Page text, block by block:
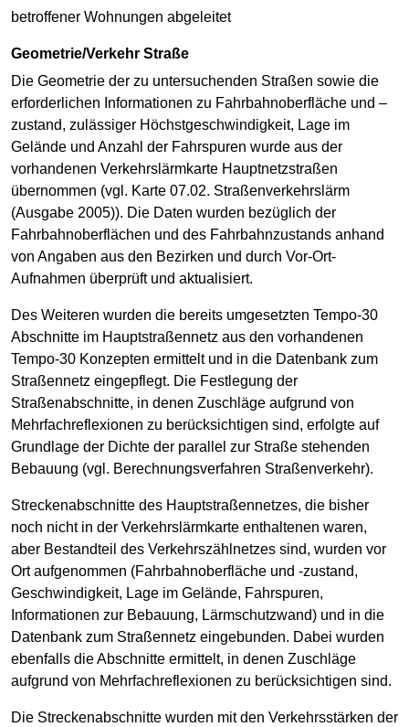
betroffener Wohnungen abgeleitet
Geometrie/Verkehr Straße
Die Geometrie der zu untersuchenden Straßen sowie die
erforderlichen Informationen zu Fahrbahnoberfläche und –
zustand, zulässiger Höchstgeschwindigkeit, Lage im
Gelände und Anzahl der Fahrspuren wurde aus der
vorhandenen Verkehrslärmkarte Hauptnetzstraßen
übernommen (vgl. Karte 07.02. Straßenverkehrslärm
(Ausgabe 2005)). Die Daten wurden bezüglich der
Fahrbahnoberflächen und des Fahrbahnzustands anhand
von Angaben aus den Bezirken und durch Vor-Ort-
Aufnahmen überprüft und aktualisiert.
Des Weiteren wurden die bereits umgesetzten Tempo-30
Abschnitte im Hauptstraßennetz aus den vorhandenen
Tempo-30 Konzepten ermittelt und in die Datenbank zum
Straßennetz eingepflegt. Die Festlegung der
Straßenabschnitte, in denen Zuschläge aufgrund von
Mehrfachreflexionen zu berücksichtigen sind, erfolgte auf
Grundlage der Dichte der parallel zur Straße stehenden
Bebauung (vgl. Berechnungsverfahren Straßenverkehr).
Streckenabschnitte des Hauptstraßennetzes, die bisher
noch nicht in der Verkehrslärmkarte enthaltenen waren,
aber Bestandteil des Verkehrszählnetzes sind, wurden vor
Ort aufgenommen (Fahrbahnoberfläche und -zustand,
Geschwindigkeit, Lage im Gelände, Fahrspuren,
Informationen zur Bebauung, Lärmschutzwand) und in die
Datenbank zum Straßennetz eingebunden. Dabei wurden
ebenfalls die Abschnitte ermittelt, in denen Zuschläge
aufgrund von Mehrfachreflexionen zu berücksichtigen sind.
Die Streckenabschnitte wurden mit den Verkehrsstärken der